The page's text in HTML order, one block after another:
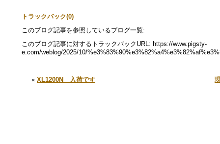
トラックバック(0)
このブログ記事を参照しているブログ一覧:
このブログ記事に対するトラックバックURL: https://www.pigsty-
e.com/weblog/2025/10/
« XL1200N 入荷です